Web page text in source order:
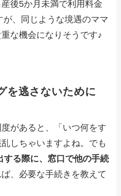
後5か月未満で利用料金
、同じような境遇のママ
な機会になりそうです♪
を逃さないために
があると、「いつ何をす
しちゃいますよね。でも
する際に、窓口で他の手続
、必要な手続きを教えて